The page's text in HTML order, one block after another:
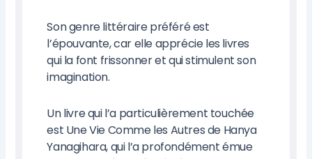
Son genre littéraire préféré est
l’épouvante, car elle apprécie les livres
qui la font frissonner et qui stimulent son
imagination.
Un livre qui l’a particulièrement touchée
est Une Vie Comme les Autres de Hanya
Yanagihara, qui l’a profondément émue